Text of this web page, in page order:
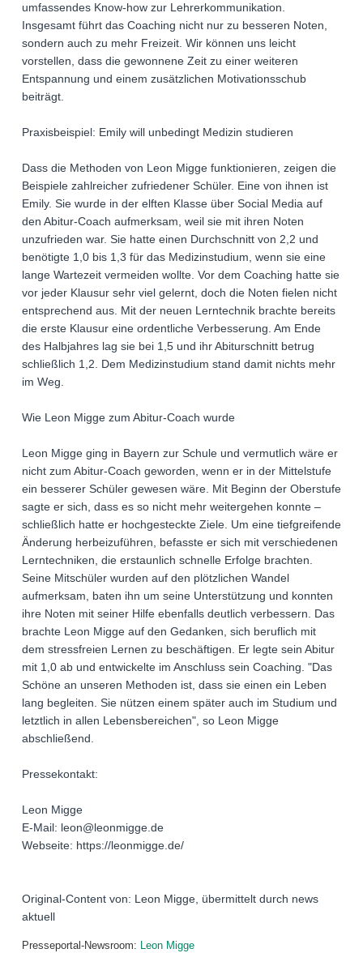
umfassendes Know-how zur Lehrerkommunikation.
Insgesamt führt das Coaching nicht nur zu besseren Noten,
sondern auch zu mehr Freizeit. Wir können uns leicht
vorstellen, dass die gewonnene Zeit zu einer weiteren
Entspannung und einem zusätzlichen Motivationsschub
beiträgt.
Praxisbeispiel: Emily will unbedingt Medizin studieren
Dass die Methoden von Leon Migge funktionieren, zeigen die
Beispiele zahlreicher zufriedener Schüler. Eine von ihnen ist
Emily. Sie wurde in der elften Klasse über Social Media auf
den Abitur-Coach aufmerksam, weil sie mit ihren Noten
unzufrieden war. Sie hatte einen Durchschnitt von 2,2 und
benötigte 1,0 bis 1,3 für das Medizinstudium, wenn sie eine
lange Wartezeit vermeiden wollte. Vor dem Coaching hatte sie
vor jeder Klausur sehr viel gelernt, doch die Noten fielen nicht
entsprechend aus. Mit der neuen Lerntechnik brachte bereits
die erste Klausur eine ordentliche Verbesserung. Am Ende
des Halbjahres lag sie bei 1,5 und ihr Abiturschnitt betrug
schließlich 1,2. Dem Medizinstudium stand damit nichts mehr
im Weg.
Wie Leon Migge zum Abitur-Coach wurde
Leon Migge ging in Bayern zur Schule und vermutlich wäre er
nicht zum Abitur-Coach geworden, wenn er in der Mittelstufe
ein besserer Schüler gewesen wäre. Mit Beginn der Oberstufe
sagte er sich, dass es so nicht mehr weitergehen konnte –
schließlich hatte er hochgesteckte Ziele. Um eine tiefgreifende
Änderung herbeizuführen, befasste er sich mit verschiedenen
Lerntechniken, die erstaunlich schnelle Erfolge brachten.
Seine Mitschüler wurden auf den plötzlichen Wandel
aufmerksam, baten ihn um seine Unterstützung und konnten
ihre Noten mit seiner Hilfe ebenfalls deutlich verbessern. Das
brachte Leon Migge auf den Gedanken, sich beruflich mit
dem stressfreien Lernen zu beschäftigen. Er legte sein Abitur
mit 1,0 ab und entwickelte im Anschluss sein Coaching. "Das
Schöne an unseren Methoden ist, dass sie einen ein Leben
lang begleiten. Sie nützen einem später auch im Studium und
letztlich in allen Lebensbereichen", so Leon Migge
abschließend.
Pressekontakt:
Leon Migge
E-Mail: leon@leonmigge.de
Webseite: https://leonmigge.de/
Original-Content von: Leon Migge, übermittelt durch news
aktuell
Presseportal-Newsroom: Leon Migge